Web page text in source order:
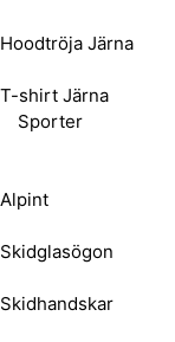
Hoodtröja Järna
T-shirt Järna
Sporter
Alpint
Skidglasögon
Skidhandskar